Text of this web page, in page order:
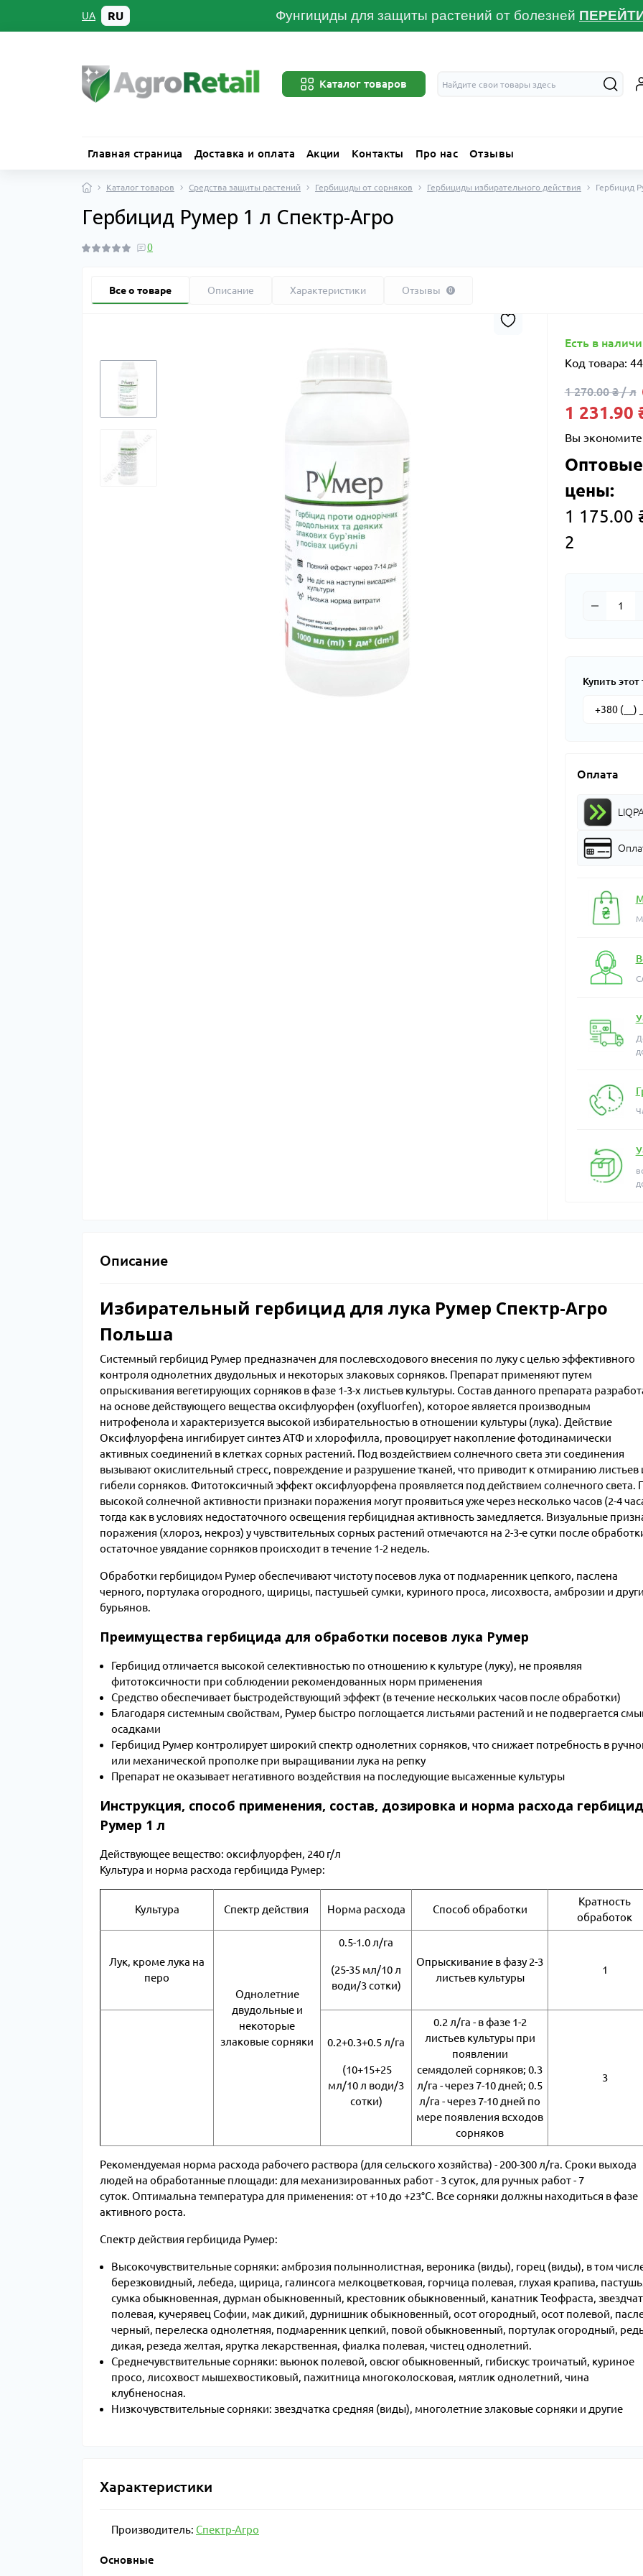
UA RU Фунгициды для защиты растений от болезней
Каталог товаров
Главная страница Доставка и оплата Акции Контакты Про нас Отзывы
Каталог товаров Средства защиты растений Гербициды от сорняков Гербициды избирательного действия Гербицид
Гербицид Румер 1 л Спектр-Агро
0
Все о товаре Описание Характеристики Отзывы 0
Есть в
Код товара:
1 270.00 ₴ / л
1 231.90
Вы
Оптовые
цены:
1 175.00
2
Купить
Оплата
Описание
Избирательный гербицид для лука Румер Спектр-Агро
Польша
Системный гербицид Румер предназначен для послевсходового внесения по луку с целью эффективного
контроля однолетних двудольных и некоторых злаковых сорняков. Препарат применяют путем
опрыскивания вегетирующих сорняков в фазе 1-3-х листьев культуры. Состав данного препарата
на основе действующего вещества оксифлуорфен (оxyfluorfen), которое является производным
нитрофенола и характеризуется высокой избирательностью в отношении культуры (лука). Действие
Оксифлуорфена ингибирует синтез АТФ и хлорофилла, провоцирует накопление фотодинамически
активных соединений в клетках сорных растений. Под воздействием солнечного света эти соединения
вызывают окислительный стресс, повреждение и разрушение тканей, что приводит к отмиранию листьев
гибели сорняков. Фитотоксичный эффект оксифлуорфена проявляется под действием солнечного света.
высокой солнечной активности признаки поражения могут проявиться уже через несколько часов (2-4
тогда как в условиях недостаточного освещения гербицидная активность замедляется. Визуальные
поражения (хлороз, некроз) у чувствительных сорных растений отмечаются на 2-3-е сутки после
остаточное увядание сорняков происходит в течение 1-2 недель.
Обработки гербицидом Румер обеспечивают чистоту посевов лука от подмаренник цепкого, паслена
черного, портулака огородного, щирицы, пастушьей сумки, куриного проса, лисохвоста, амброзии и
бурьянов.
Преимущества гербицида для обработки посевов лука Румер
Гербицид отличается высокой селективностью по отношению к культуре (луку), не проявляя
фитотоксичности при соблюдении рекомендованных норм применения
Средство обеспечивает быстродействующий эффект (в течение нескольких часов после обработки)
Благодаря системным свойствам, Румер быстро поглощается листьями растений и не подвергается
осадками
Гербицид Румер контролирует широкий спектр однолетних сорняков, что снижает потребность в
или механической прополке при выращивании лука на репку
Препарат не оказывает негативного воздействия на последующие высаженные культуры
Инструкция, способ применения, состав, дозировка и норма расхода
Румер 1 л
Действующее вещество: оксифлуорфен, 240 г/л
Культура и норма расхода гербицида Румер:
Культура Спектр действия Норма расхода Способ обработки
Кратность
обработок
Лук, кроме лука на
перо
Однолетние
двудольные и
некоторые
злаковые сорняки
0.5-1.0 л/га
(25-35 мл/10 л
води/3 сотки)
Опрыскивание в фазу 2-3
листьев культуры
1
0.2+0.3+0.5 л/га
(10+15+25
мл/10 л води/3
сотки)
0.2 л/га - в фазе 1-2
листьев культуры при
появлении
семядолей сорняков; 0.3
л/га - через 7-10 дней; 0.5
л/га - через 7-10 дней по
мере появления всходов
сорняков
3
Рекомендуемая норма расхода рабочего раствора (для сельского хозяйства) - 200-300 л/га. Сроки выхода
людей на обработанные площади: для механизированных работ - 3 суток, для ручных работ - 7
суток. Оптимальна температура для применения: от +10 до +23°С. Все сорняки должны находиться в фазе
активного роста.
Спектр действия гербицида Румер:
Высокочувствительные сорняки: амброзия полыннолистная, вероника (виды), горец (виды), в том
березковидный, лебеда, щирица, галинсога мелкоцветковая, горчица полевая, глухая крапива,
сумка обыкновенная, дурман обыкновенный, крестовник обыкновенный, канатник Теофраста,
полевая, кучерявец Софии, мак дикий, дурнишник обыкновенный, осот огородный, осот полевой,
черный, перелеска однолетняя, подмаренник цепкий, повой обыкновенный, портулак огородный,
дикая, резеда желтая, ярутка лекарственная, фиалка полевая, чистец однолетний.
Среднечувствительные сорняки: вьюнок полевой, овсюг обыкновенный, гибискус троичатый, куриное
просо, лисохвост мышехвостиковый, пажитница многоколосковая, мятлик однолетний, чина
клубненосная.
Низкочувствительные сорняки: звездчатка средняя (виды), многолетние злаковые сорняки и другие
Характеристики
Производитель: Спектр-Агро
Основные